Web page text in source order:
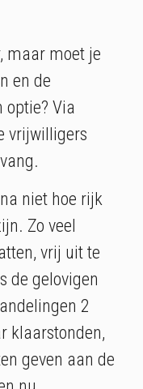
maar moet je
en de
optie? Via
vrijwilligers
niet hoe rijk
Zo veel
vrij uit te
de gelovigen
2
klaarstonden,
geven aan de